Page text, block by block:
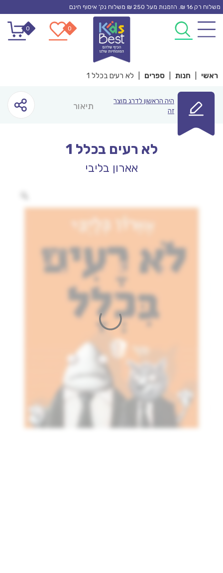
Skip
content
משלוח רק 16 ₪. הזמנות מעל 250 ₪ משלוח נק’ איסוף חינם
0
0
ראשי חנות ספרים לא רעים בכלל 1
היה הראשון לדרג מוצר
זה
תיאור
לא רעים בכלל 1
אארון בליבי